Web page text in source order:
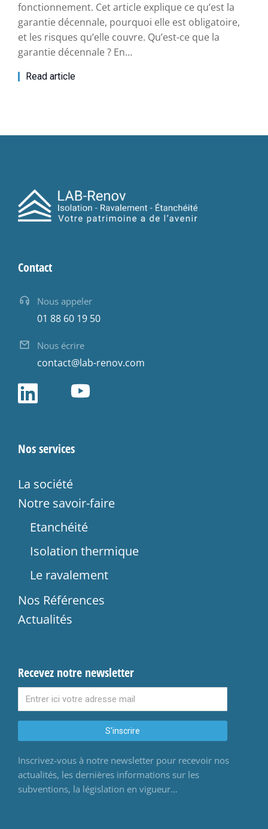
fonctionnement. Cet article explique ce qu’est la
garantie décennale, pourquoi elle est obligatoire,
et les risques qu’elle couvre. Qu’est-ce que la
garantie décennale ? En…
Read article
Contact
Nous appeler
01 88 60 19 50
Nous écrire
contact@lab-renov.com
Nos services
La société
Notre savoir-faire
Etanchéité
Isolation thermique
Le ravalement
Nos Références
Actualités
Recevez notre newsletter
S'inscrire
Inscrivez-vous à notre newsletter pour recevoir nos
actualités, les dernières informations sur les
subventions, la législation en vigueur…